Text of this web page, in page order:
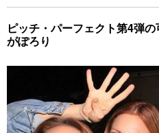
ピッチ・パーフェクト第4弾
がぽろり